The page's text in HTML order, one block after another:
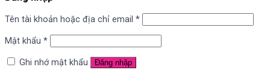
Tên tài khoản hoặc địa chỉ email *
Mật khẩu *
Ghi nhớ mật khẩu Đăng nhập